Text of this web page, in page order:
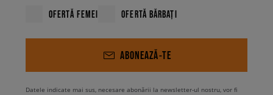
OFERTĂ FEMEI OFERTĂ BĂRBAȚI
ABONEAZĂ-TE
Datele indicate mai sus, necesare abonării la newsletter-ul nostru, vor fi